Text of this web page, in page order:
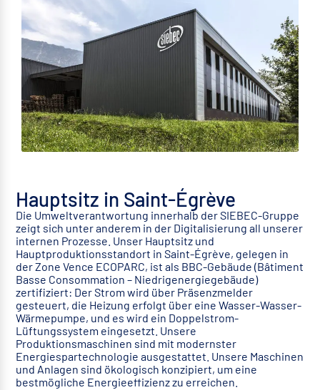
Hauptsitz in Saint-Égrève
Die Umweltverantwortung innerhalb der SIEBEC-Gruppe
zeigt sich unter anderem in der Digitalisierung all unserer
internen Prozesse. Unser Hauptsitz und
Hauptproduktionsstandort in Saint-Égrève, gelegen in
der Zone Vence ECOPARC, ist als BBC-Gebäude (Bâtiment
Basse Consommation – Niedrigenergiegebäude)
zertifiziert: Der Strom wird über Präsenzmelder
gesteuert, die Heizung erfolgt über eine Wasser-Wasser-
Wärmepumpe, und es wird ein Doppelstrom-
Lüftungssystem eingesetzt. Unsere
Produktionsmaschinen sind mit modernster
Energiespartechnologie ausgestattet. Unsere Maschinen
und Anlagen sind ökologisch konzipiert, um eine
bestmögliche Energieeffizienz zu erreichen.